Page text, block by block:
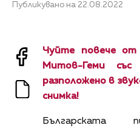
Публикувано на 22.08.2022
Чуйте повече от
Митов-Геми със
разположено в
снимка!
Българската